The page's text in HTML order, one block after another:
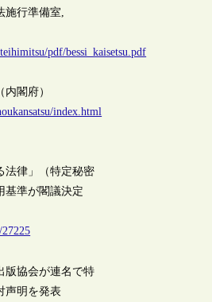
施行準備室,
pdf/bessi_kaisetsu.pdf
閣府）
index.html
法律」（特定秘密
基準が閣議決定
版協会が連名で特
声明を発表